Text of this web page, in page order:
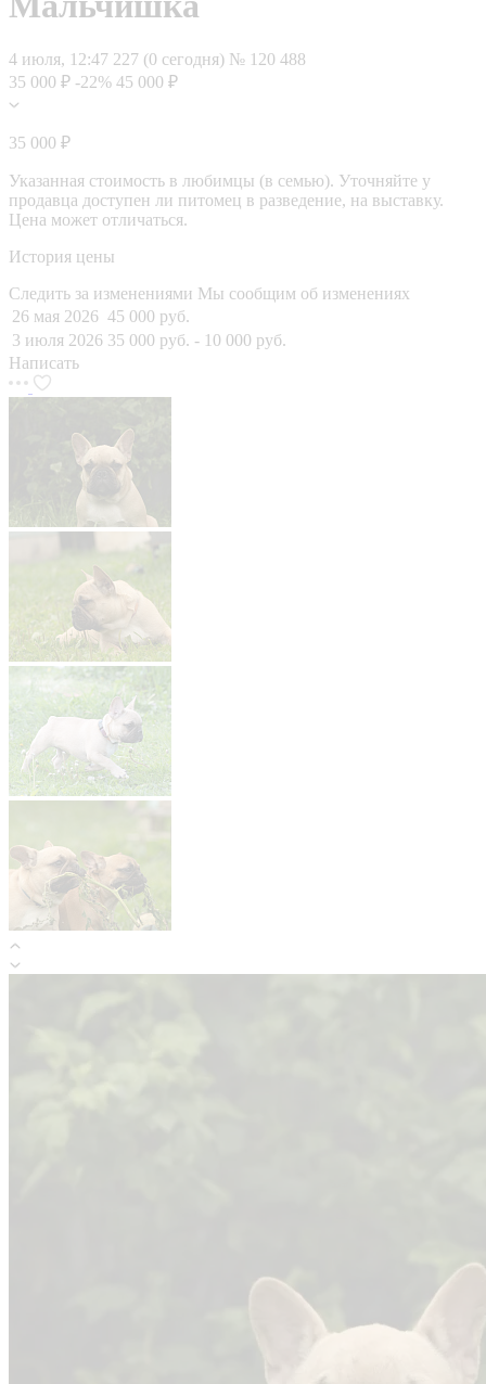
4 июля, 12:47 227 (0 сегодня) № 120 488
35 000 ₽ -22% 45 000 ₽
35 000 ₽
Указанная стоимость в любимцы (в семью). Уточняйте у
продавца доступен ли питомец в разведение, на выставку.
Цена может отличаться.
История цены
Следить за изменениями Мы сообщим об изменениях
26 мая 2026 45 000 руб.
3 июля 2026 35 000 руб. - 10 000 руб.
Написать